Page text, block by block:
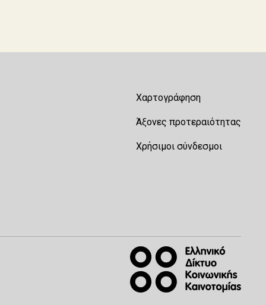
Χαρτογράφηση
Άξονες προτεραιότητας
Χρήσιμοι σύνδεσμοι